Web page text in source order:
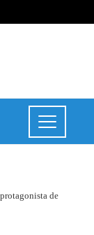
de